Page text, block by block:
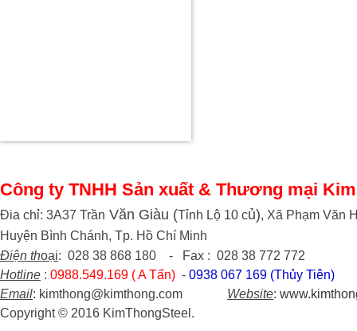
Công ty TNHH Sản xuất & Thương mại
Đia chỉ: 3A37 Trần Văn Giàu (Tỉnh Lộ 10 củ), Xã Phạm Văn
Huyện Bình Chánh, Tp. Hồ Chí Minh
Điện thoại: 028 38 868 180 - Fax : 028 38 772 772
Hotline : 0988.549.169 ( A Tấn) - 0938 067 169 (Thủy Tiên)
Email: kimthong@kimthong.com Website:
Copyright © 2016 KimThongSteel.